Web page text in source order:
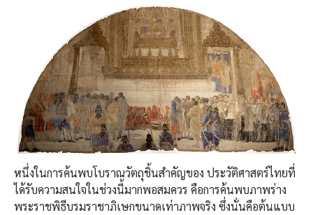
หนึ่งในการค้นพบโบราณวัตถุชิ้นสําคัญของ ประวัติศาสตร์ไทยที่
ได้รับความสนใจในช่วงนี้มากพอสมควร คือการค้นพบภาพร่าง
พระราชพิธีบรมราชาภิเษกขนาดเท่าภาพจริง ซึ่งนั่นคือต้นแบบ